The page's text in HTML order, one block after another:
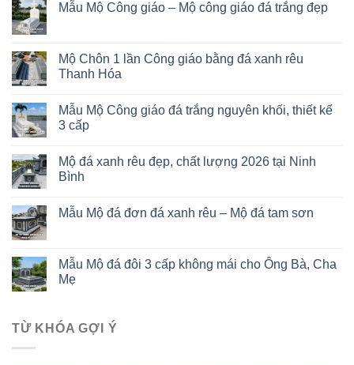
Mẫu Mộ Công giáo – Mộ công giáo đá trắng đẹp
Mộ Chôn 1 lần Công giáo bằng đá xanh rêu
Thanh Hóa
Mẫu Mộ Công giáo đá trắng nguyên khối, thiết kế
3 cấp
Mộ đá xanh rêu đẹp, chất lượng 2026 tại Ninh
Bình
Mẫu Mộ đá đơn đá xanh rêu – Mộ đá tam sơn
Mẫu Mộ đá đôi 3 cấp không mái cho Ông Bà, Cha
Mẹ
TỪ KHÓA GỢI Ý